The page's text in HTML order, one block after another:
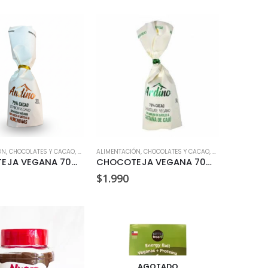
, CHOCOLATES Y CACAO, SIN LACTOSA,VEGANO
CHOCOTEJA VEGANA 70% CACAO CON ALMENDRAS ANDINO 30GR
ALIMENTACIÓN, CHOCOLATES Y CACAO, SIN LACTOSA
CHOCOTEJA VEGANA 70% CACAO CON CASTAÑA DE CAJU ANDINO 30GR
$1.990